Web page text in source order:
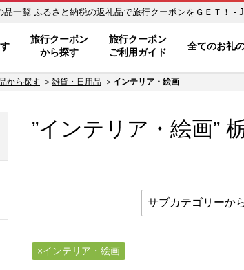
栃木県栃木市【インテリア・絵画】のお礼の品一覧 ふるさと納税の返礼品で旅行
旅行クーポン
から探す
旅行クーポン
ご利用ガイド
全てのお礼
から探す 雑貨・日用品 インテリア・絵画
”インテリア・絵画”
インテリア・絵画